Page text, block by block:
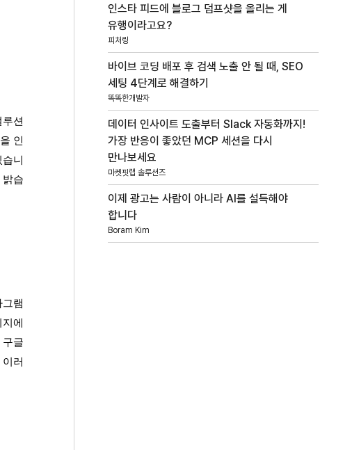
션
인
니
밝습
램
에
구글
러
인스타 피드에 블로그 덤프샷을 올리는 게
유행이라고요?
피처링
바이브 코딩 배포 후 검색 노출 안 될 때, SEO
세팅 4단계로 해결하기
똑똑한개발자
데이터 인사이트 도출부터 Slack 자동화까지!
가장 반응이 좋았던 MCP 세션을 다시
만나보세요
마켓핏랩 솔루션즈
이제 광고는 사람이 아니라 AI를 설득해야
합니다
Boram Kim